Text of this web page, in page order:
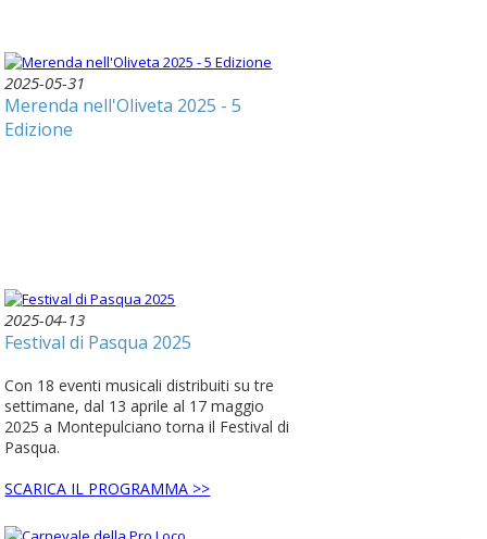
2025-05-31
Merenda nell'Oliveta 2025 - 5
Edizione
2025-04-13
Festival di Pasqua 2025
Con 18 eventi musicali distribuiti su tre
settimane, dal 13 aprile al 17 maggio
2025 a Montepulciano torna il Festival di
Pasqua.
SCARICA IL PROGRAMMA >>